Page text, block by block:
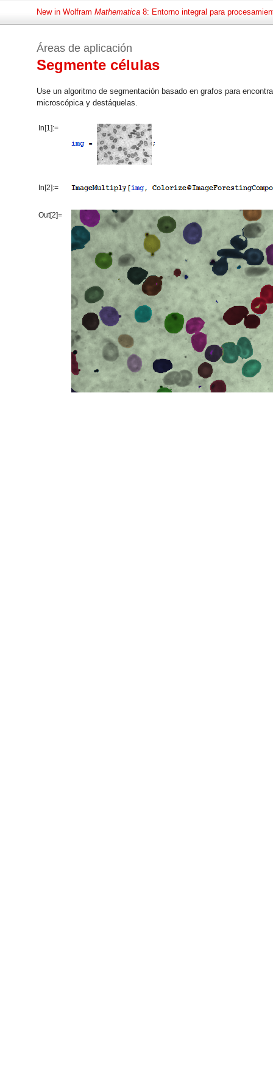
New in Wolfram Mathematica 8: Entorno integral para
Áreas de aplicación
Segmente células
Use un algoritmo de segmentación basado en grafos para
microscópica y destáquelas.
In[1]:=
In[2]:=
Out[2]=